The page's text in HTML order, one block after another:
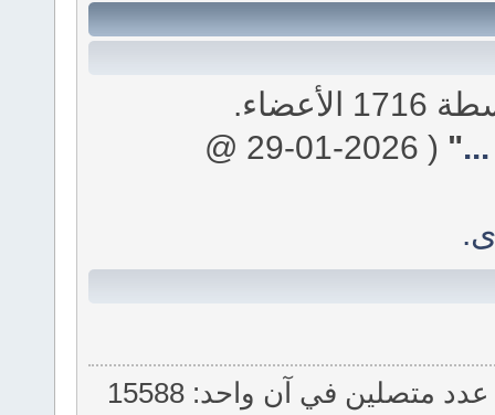
"
( 2026-01-29 @
. أعلى عدد متصلين في آن واحد: 15588